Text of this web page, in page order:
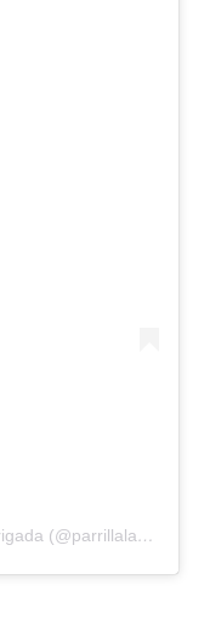
Una publicación compartida de La Brigada (@parrillalabrigada)